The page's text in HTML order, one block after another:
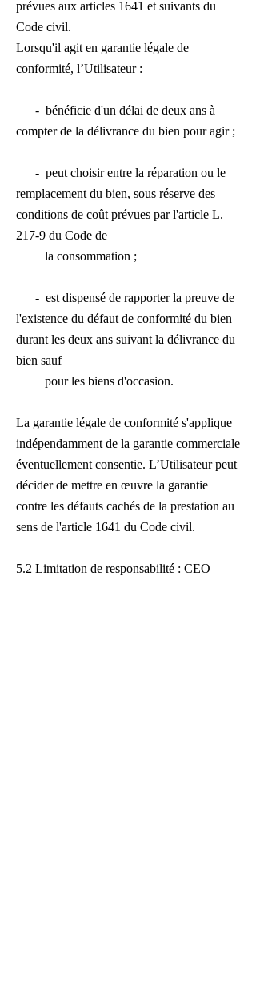
prévues aux articles 1641 et suivants du
Code civil.
Lorsqu'il agit en garantie légale de
conformité, l’Utilisateur :
- bénéficie d'un délai de deux ans à
compter de la délivrance du bien pour agir ;
- peut choisir entre la réparation ou le
remplacement du bien, sous réserve des
conditions de coût prévues par l'article L.
217-9 du Code de
la consommation ;
- est dispensé de rapporter la preuve de
l'existence du défaut de conformité du bien
durant les deux ans suivant la délivrance du
bien sauf
pour les biens d'occasion.
La garantie légale de conformité s'applique
indépendamment de la garantie commerciale
éventuellement consentie. L’Utilisateur peut
décider de mettre en œuvre la garantie
contre les défauts cachés de la prestation au
sens de l'article 1641 du Code civil.
5.2 Limitation de responsabilité : CEO